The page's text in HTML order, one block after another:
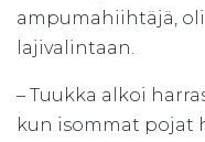
ampumahiihtäjä,
lajivalintaan.
– Tuukka alkoi
kun isommat pojat